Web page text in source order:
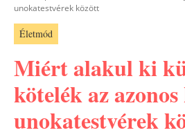
unokatestvérek között
Életmód
Miért alakul ki
kötelék az
unokatestvérek